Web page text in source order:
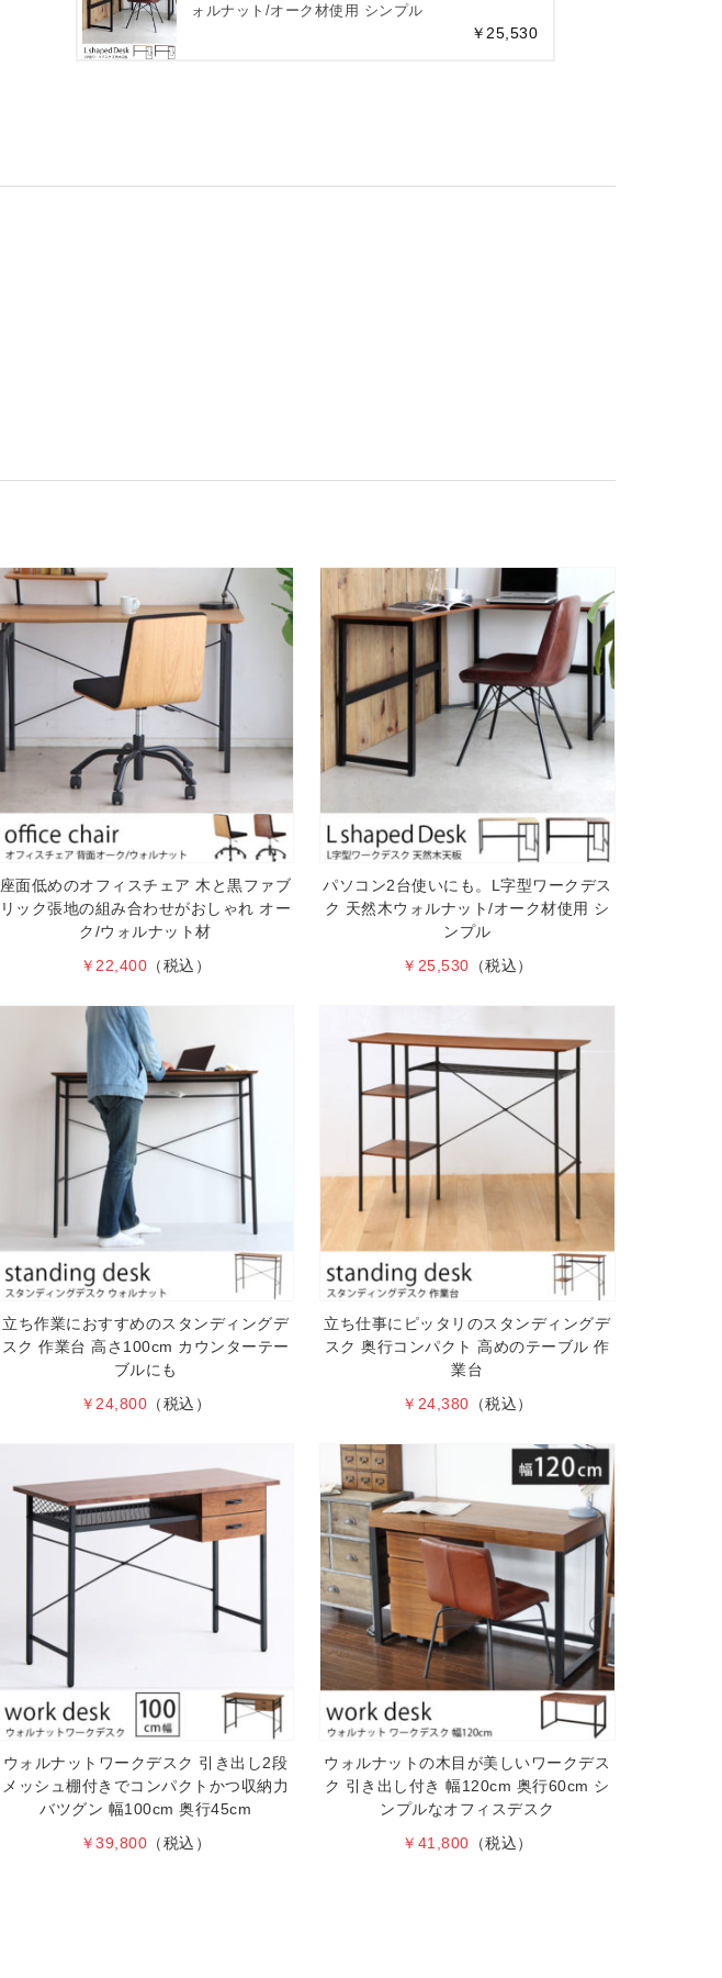
ォルナット/オーク材使用 シンプル
￥25,530
座面低めのオフィスチェア 木と黒ファブ
リック張地の組み合わせがおしゃれ オー
ク/ウォルナット材
￥22,400 （税込）
パソコン2台使いにも。L字型ワークデス
ク 天然木ウォルナット/オーク材使用 シ
ンプル
￥25,530 （税込）
立ち作業におすすめのスタンディングデ
スク 作業台 高さ100cm カウンターテー
ブルにも
￥24,800 （税込）
立ち仕事にピッタリのスタンディングデ
スク 奥行コンパクト 高めのテーブル 作
業台
￥24,380 （税込）
ウォルナットワークデスク 引き出し2段
メッシュ棚付きでコンパクトかつ収納力
バツグン 幅100cm 奥行45cm
￥39,800 （税込）
ウォルナットの木目が美しいワークデス
ク 引き出し付き 幅120cm 奥行60cm シ
ンプルなオフィスデスク
￥41,800 （税込）